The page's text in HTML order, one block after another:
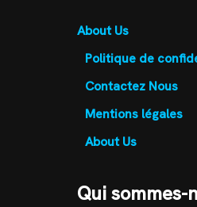
About Us
Politique de
Contactez Nous
Mentions légales
About Us
Qui sommes-